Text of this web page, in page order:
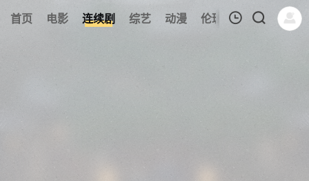
首页 电影 连续剧 综艺 动漫 伦理片 今日更新
121